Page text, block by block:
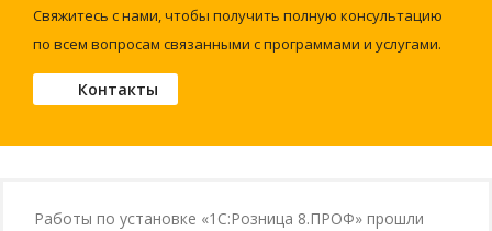
Свяжитесь с нами, чтобы получить полную консультацию
по всем вопросам связанными с программами и услугами.
Контакты
Работы по установке «1С:Розница 8.ПРОФ» прошли